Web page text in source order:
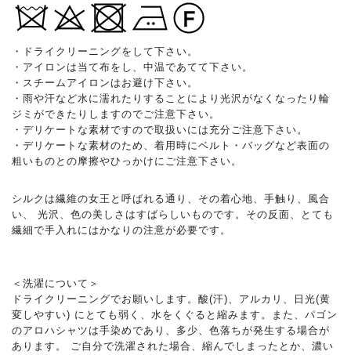
・ドライクリーニングをして下さい。
・アイロンは当て布をし、中温であてて下さい。
・スチームアイロンはお避け下さい。
・雨や汗など水に濡れたりすることにより光沢がなくなったり輪
ジミができたりしますのでご注意下さい。
・デリケートな素材ですので取扱いには充分ご注意下さい。
・デリケートな素材のため、着用時にベルト・バッグなど表面の
粗いものとの摩擦やひっかけにご注意下さい。
シルクは繊維の女王と呼ばれる通り、その着心地、手触り、風合
い、 光沢、色の美しさはすばらしいものです。その反面、とても
繊細で手入れにはかなりの注意が必要です。
＜洗濯について＞
ドライクリーニングでお願いします。酸(汗)、アルカリ、日光(黄
変しやすい) にとても弱く、水をくぐると縮みます。また、パゴン
のアロハシャツは手染めであり、多少、色落ちが発生する場合が
あります。 ご自分で洗濯された場合、縮んでしまったとか、濃い